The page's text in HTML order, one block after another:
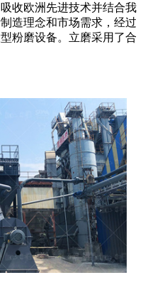
收欧洲先进技术并结合我
造理念和市场需求，经过
粉磨设备。立磨采用了合